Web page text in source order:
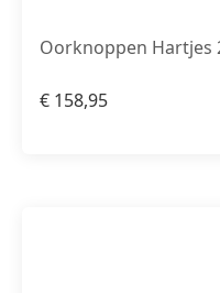
Oorknoppen Hartjes
€ 158,95